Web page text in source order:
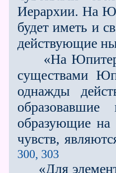
Иерархии. На
будет иметь и
действующие
«На Юпитере
существами
однажды
образующие
чувств,
300, 303
«Для